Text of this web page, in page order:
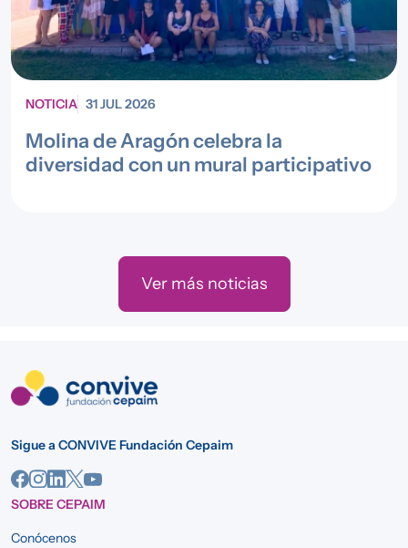
NOTICIA 31 JUL 2026
Molina de Aragón celebra la
diversidad con un mural participativo
Ver más noticias
Sigue a CONVIVE Fundación Cepaim
SOBRE CEPAIM
Conócenos